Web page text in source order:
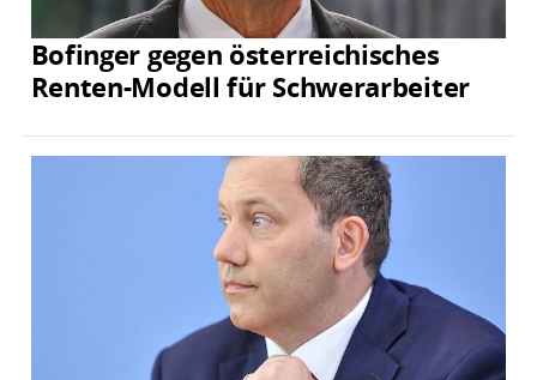
Bofinger gegen österreichisches
Renten-Modell für Schwerarbeiter